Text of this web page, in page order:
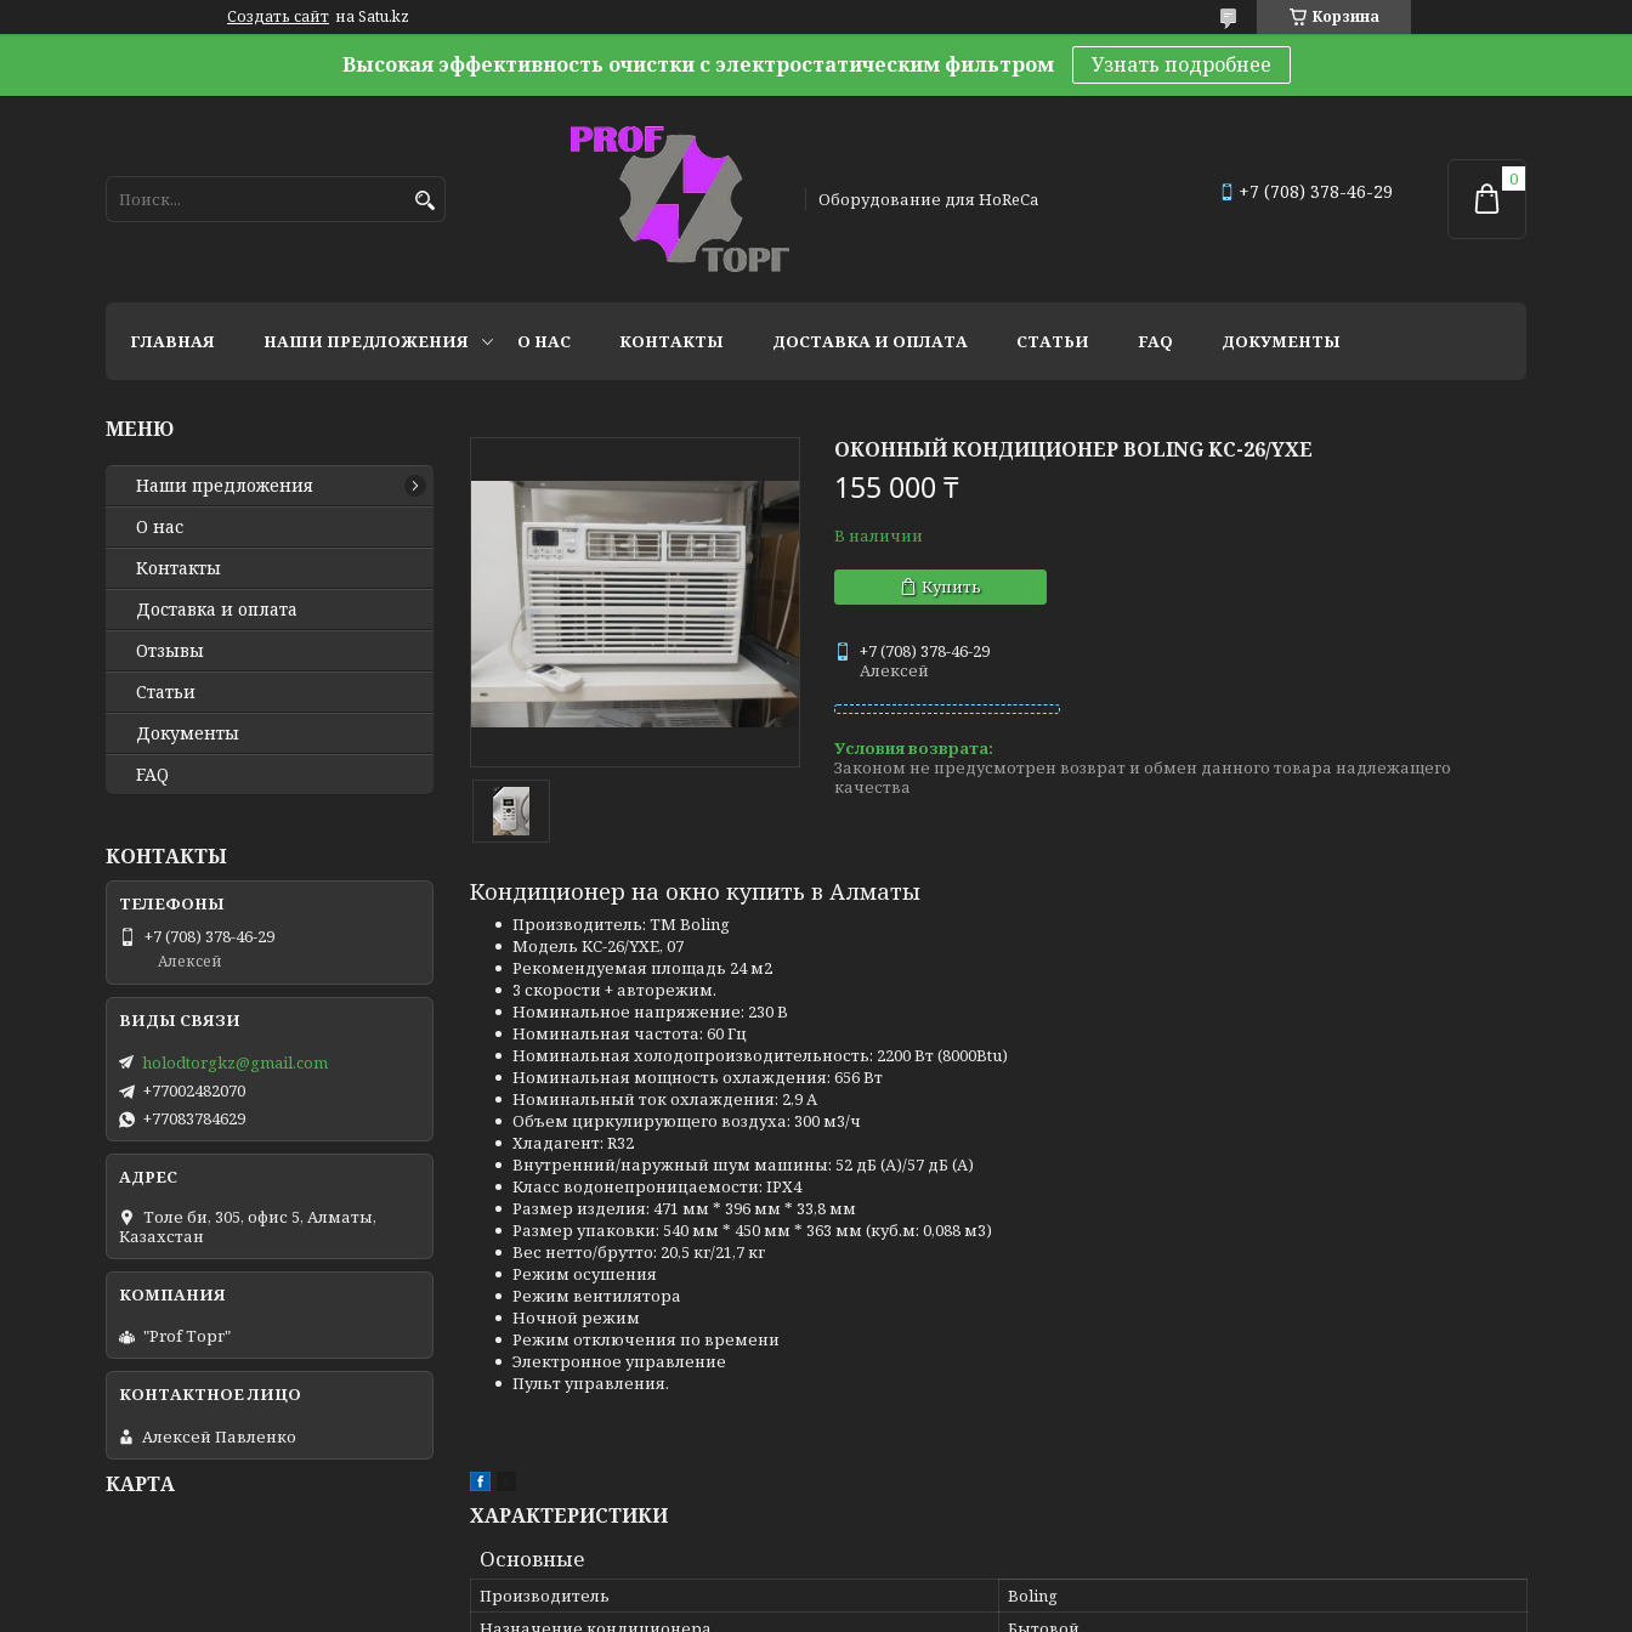
Создать сайт на Satu.kz Корзина
Высокая эффективность очистки с электростатическим фильтром Узнать подробнее
Оборудование для HoReCa +7 (708) 378-46-29
ГЛАВНАЯ НАШИ ПРЕДЛОЖЕНИЯ О НАС КОНТАКТЫ ДОСТАВКА И ОПЛАТА СТАТЬИ FAQ ДОКУМЕНТЫ
ОКОННЫЙ КОНДИЦИОНЕР BOLING KC-26/YXE
155 000 ₸
В наличии
Купить
+7 (708) 378-46-29
Алексей
Законом не предусмотрен возврат и обмен данного товара надлежащего
качества
Кондиционер на окно купить в Алматы
Производитель: ТМ Boling
Модель KC-26/YXE, 07
Рекомендуемая площадь 24 м2
3 скорости + авторежим.
Номинальное напряжение: 230 В
Номинальная частота: 60 Гц
Номинальная холодопроизводительность: 2200 Вт (8000Btu)
Номинальная мощность охлаждения: 656 Вт
Номинальный ток охлаждения: 2,9 А
Объем циркулирующего воздуха: 300 м3/ч
Хладагент: R32
Внутренний/наружный шум машины: 52 дБ (А)/57 дБ (А)
Класс водонепроницаемости: IPX4
Размер изделия: 471 мм * 396 мм * 33,8 мм
Размер упаковки: 540 мм * 450 мм * 363 мм (куб.м: 0,088 м3)
Вес нетто/брутто: 20,5 кг/21,7 кг
Режим осушения
Режим вентилятора
Ночной режим
Режим отключения по времени
Электронное управление
Пульт управления.
ХАРАКТЕРИСТИКИ
Основные
Производитель
Boling
Наши предложения
О нас
Контакты
Доставка и оплата
Отзывы
Статьи
Документы
FAQ
КОНТАКТЫ
+7 (708) 378-46-29
Алексей
holodtorgkz@gmail.com
+77002482070
+77083784629
Толе би, 305, офис 5, Алматы,
Казахстан
"Prof Торг"
Алексей Павленко
КАРТА